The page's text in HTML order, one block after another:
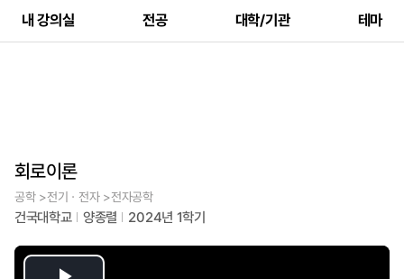
내 강의실 전공 대학/기관 테마
회로이론
공학 >전기ㆍ전자 >전자공학
건국대학교 양종렬 2024년 1학기